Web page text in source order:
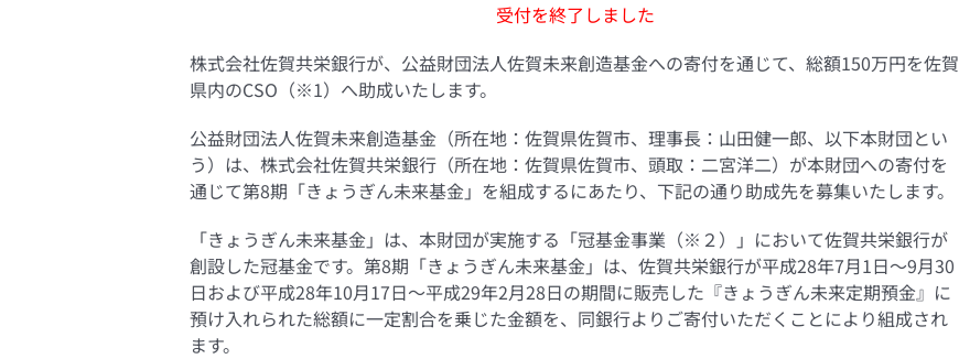
受付を終了しました
株式会社佐賀共栄銀行が、公益財団法人佐賀未来創造基金への寄付を通じて、総額150万円を佐賀
県内のCSO（※1）へ助成いたします。
公益財団法人佐賀未来創造基金（所在地：佐賀県佐賀市、理事長：山田健一郎、以下本財団とい
う）は、株式会社佐賀共栄銀行（所在地：佐賀県佐賀市、頭取：二宮洋二）が本財団への寄付を
通じて第8期「きょうぎん未来基金」を組成するにあたり、下記の通り助成先を募集いたします。
「きょうぎん未来基金」は、本財団が実施する「冠基金事業（※２）」において佐賀共栄銀行が
創設した冠基金です。第8期「きょうぎん未来基金」は、佐賀共栄銀行が平成28年7月1日～9月30
日および平成28年10月17日～平成29年2月28日の期間に販売した『きょうぎん未来定期預金』に
預け入れられた総額に一定割合を乗じた金額を、同銀行よりご寄付いただくことにより組成され
ます。